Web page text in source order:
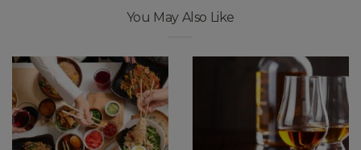
You May Also Like